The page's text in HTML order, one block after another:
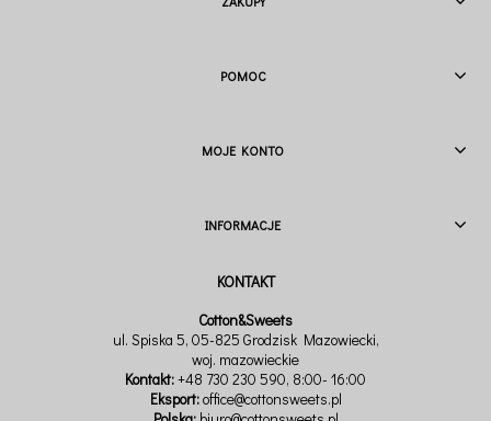
POMOC
MOJE KONTO
INFORMACJE
Cotton&Sweets
ul. Spiska 5, 05-825 Grodzisk Mazowiecki,
woj. mazowieckie
Kontakt:+48 730 230 590, 8:00- 16:00
Eksport:office@cottonsweets.pl